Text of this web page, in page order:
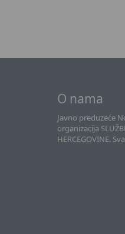
O nama
Javno preduzeće
organizacija
HERCEGOVINE.